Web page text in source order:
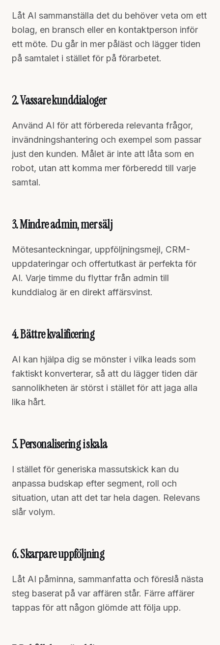
Låt AI sammanställa det du behöver veta om ett
bolag, en bransch eller en kontaktperson inför
ett möte. Du går in mer påläst och lägger tiden
på samtalet i stället för på förarbetet.
2. Vassare kunddialoger
Använd AI för att förbereda relevanta frågor,
invändningshantering och exempel som passar
just den kunden. Målet är inte att låta som en
robot, utan att komma mer förberedd till varje
samtal.
3. Mindre admin, mer sälj
Mötesanteckningar, uppföljningsmejl, CRM-
uppdateringar och offertutkast är perfekta för
AI. Varje timme du flyttar från admin till
kunddialog är en direkt affärsvinst.
4. Bättre kvalificering
AI kan hjälpa dig se mönster i vilka leads som
faktiskt konverterar, så att du lägger tiden där
sannolikheten är störst i stället för att jaga alla
lika hårt.
5. Personalisering i skala
I stället för generiska massutskick kan du
anpassa budskap efter segment, roll och
situation, utan att det tar hela dagen. Relevans
slår volym.
6. Skarpare uppföljning
Låt AI påminna, sammanfatta och föreslå nästa
steg baserat på var affären står. Färre affärer
tappas för att någon glömde att följa upp.